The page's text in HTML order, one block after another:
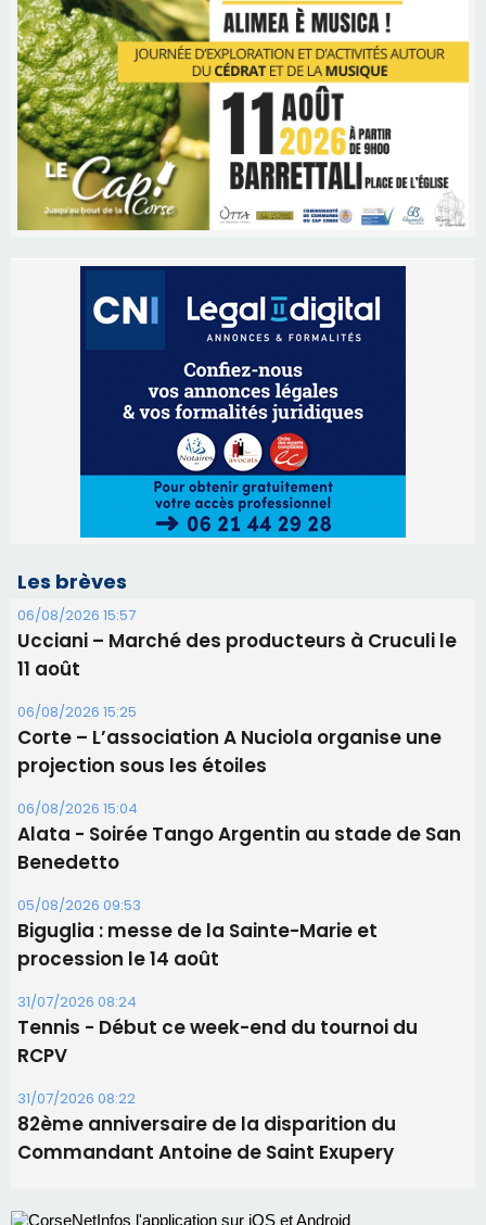
Les brèves
06/08/2026 15:57
Ucciani – Marché des producteurs à Cruculi le
11 août
06/08/2026 15:25
Corte – L’association A Nuciola organise une
projection sous les étoiles
06/08/2026 15:04
Alata - Soirée Tango Argentin au stade de San
Benedetto
05/08/2026 09:53
Biguglia : messe de la Sainte-Marie et
procession le 14 août
31/07/2026 08:24
Tennis - Début ce week-end du tournoi du
RCPV
31/07/2026 08:22
82ème anniversaire de la disparition du
Commandant Antoine de Saint Exupery